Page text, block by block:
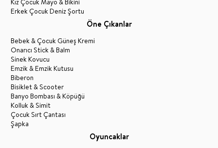
Kız Çocuk Mayo & Bikini
Erkek Çocuk Deniz Şortu
Öne Çıkanlar
Bebek & Çocuk Güneş Kremi
Onarıcı Stick & Balm
Sinek Kovucu
Emzik & Emzik Kutusu
Biberon
Bisiklet & Scooter
Banyo Bombası & Köpüğü
Kolluk & Simit
Çocuk Sırt Çantası
Şapka
Oyuncaklar